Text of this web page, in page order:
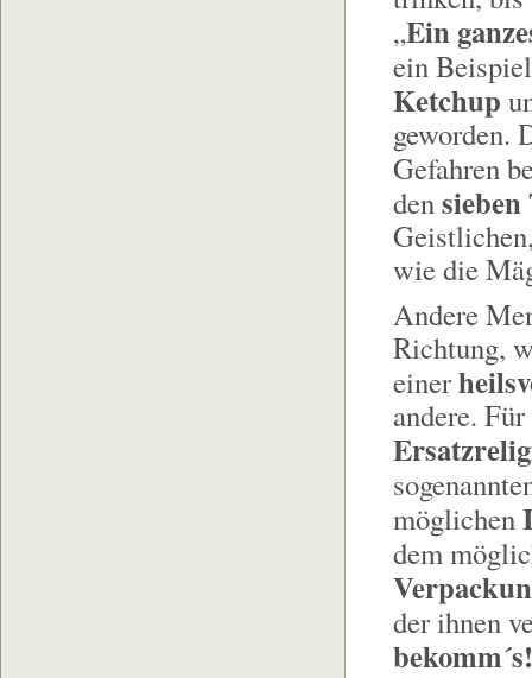
„Ein
ein
Ketchup
geworden.
Gefahren
densieben
wie die
Andere
Richtung,
einer
andere.
möglichen
dem
der ihnen
bekomm´s!